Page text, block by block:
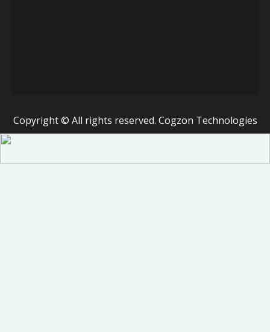
Copyright © All rights reserved. Cogzon Technologies